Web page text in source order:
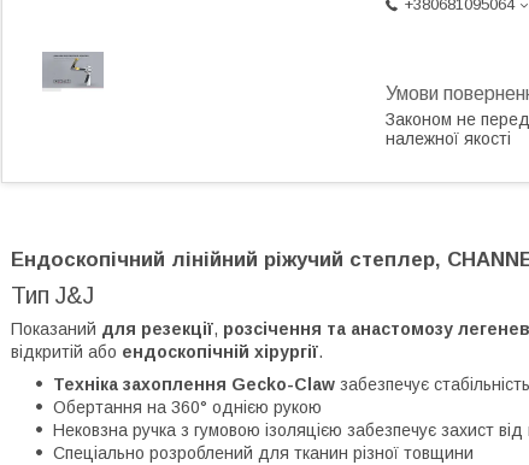
+380681095064
Законом не
належної якості
Ендоскопічний лінійний ріжучий степлер,
Тип J&J
Показаний для резекції, розсічення та анастомозу
відкритій або ендоскопічній хірургії.
Техніка захоплення Gecko-Claw забезпечує
Обертання на 360° однією рукою
Нековзна ручка з гумовою ізоляцією забезпечує захист від
Спеціально розроблений для тканин різної товщини